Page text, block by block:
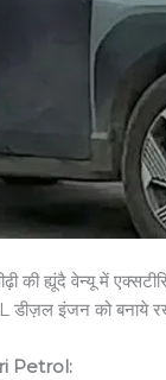
की ह्यूंदै वेन्यू में
डीज़ल इंजन को बनाये
Petrol: